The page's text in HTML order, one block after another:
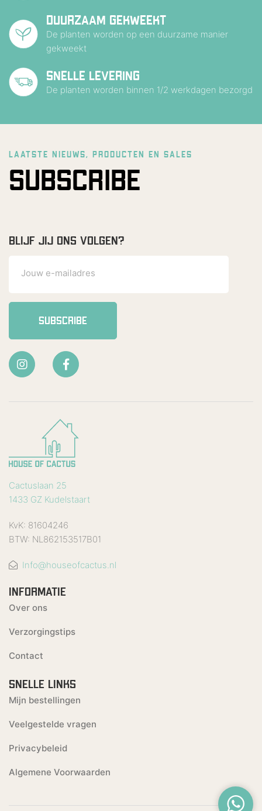
DUURZAAM GEKWEEKT
De planten worden op een duurzame manier
gekweekt
SNELLE LEVERING
De planten worden binnen 1/2 werkdagen bezorgd
LAATSTE NIEUWS, PRODUCTEN EN SALES
SUBSCRIBE
BLIJF JIJ ONS VOLGEN?
SUBSCRIBE
Cactuslaan 25
1433 GZ Kudelstaart
KvK: 81604246
BTW: NL862153517B01
Info@houseofcactus.nl
INFORMATIE
Over ons
Verzorgingstips
Contact
SNELLE LINKS
Mijn bestellingen
Veelgestelde vragen
Privacybeleid
Algemene Voorwaarden